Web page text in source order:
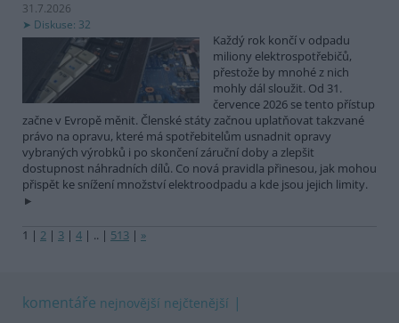
31.7.2026
Diskuse: 32
Každý rok končí v odpadu
miliony elektrospotřebičů,
přestože by mnohé z nich
mohly dál sloužit. Od 31.
července 2026 se tento přístup
začne v Evropě měnit. Členské státy začnou uplatňovat takzvané
právo na opravu, které má spotřebitelům usnadnit opravy
vybraných výrobků i po skončení záruční doby a zlepšit
dostupnost náhradních dílů. Co nová pravidla přinesou, jak mohou
přispět ke snížení množství elektroodpadu a kde jsou jejich limity.
1 | 2 | 3 | 4 | .. | 513 | »
komentáře nejnovější nejčtenější